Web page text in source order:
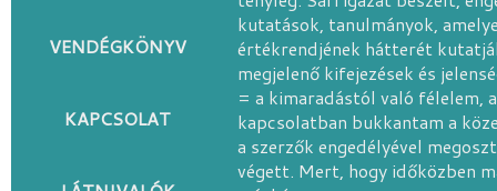
kutatások, tanulmányok,
értékrendjének hátterét
megjelenő kifejezések és
= a kimaradástól való félelem,
kapcsolatban bukkantam a
a szerzők engedélyével
végett. Mert, hogy időközben
VENDÉGKÖNYV
KAPCSOLAT